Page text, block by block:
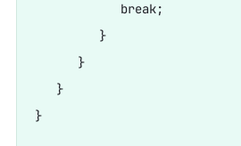
break;
}
}
}
}